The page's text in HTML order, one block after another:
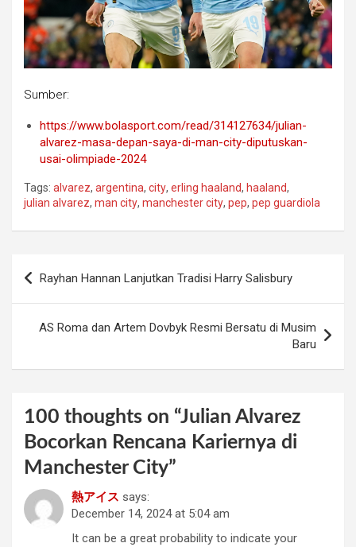
Sumber:
https://www.bolasport.com/read/314127634/julian-
alvarez-masa-depan-saya-di-man-city-diputuskan-
usai-olimpiade-2024
Tags: alvarez, argentina, city, erling haaland, haaland,
julian alvarez, man city, manchester city, pep, pep guardiola
navigation
Rayhan Hannan Lanjutkan Tradisi Harry Salisbury
AS Roma dan Artem Dovbyk Resmi Bersatu di Musim
Baru
100 thoughts on “Julian Alvarez
Bocorkan Rencana Kariernya di
Manchester City”
熱アイス says:
December 14, 2024 at 5:04 am
It can be a great probability to indicate your